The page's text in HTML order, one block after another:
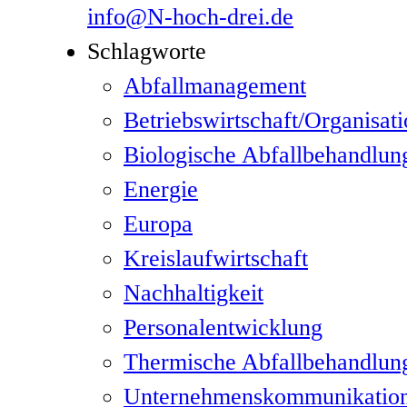
info@N-hoch-drei.de
Schlagworte
Abfallmanagement
Betriebswirtschaft/
Biologische
Energie
Europa
Kreislaufwirtschaft
Nachhaltigkeit
Personalentwicklung
Thermische